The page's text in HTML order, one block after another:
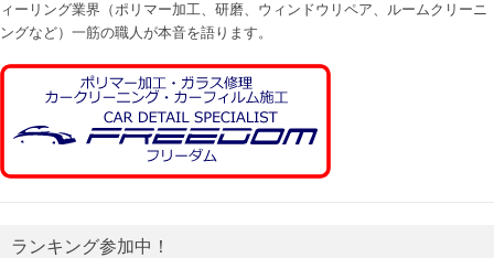
ィーリング業界（ポリマー加工、研磨、ウィンドウリペア、ルームクリーニ
ングなど）一筋の職人が本音を語ります。
ランキング参加中！